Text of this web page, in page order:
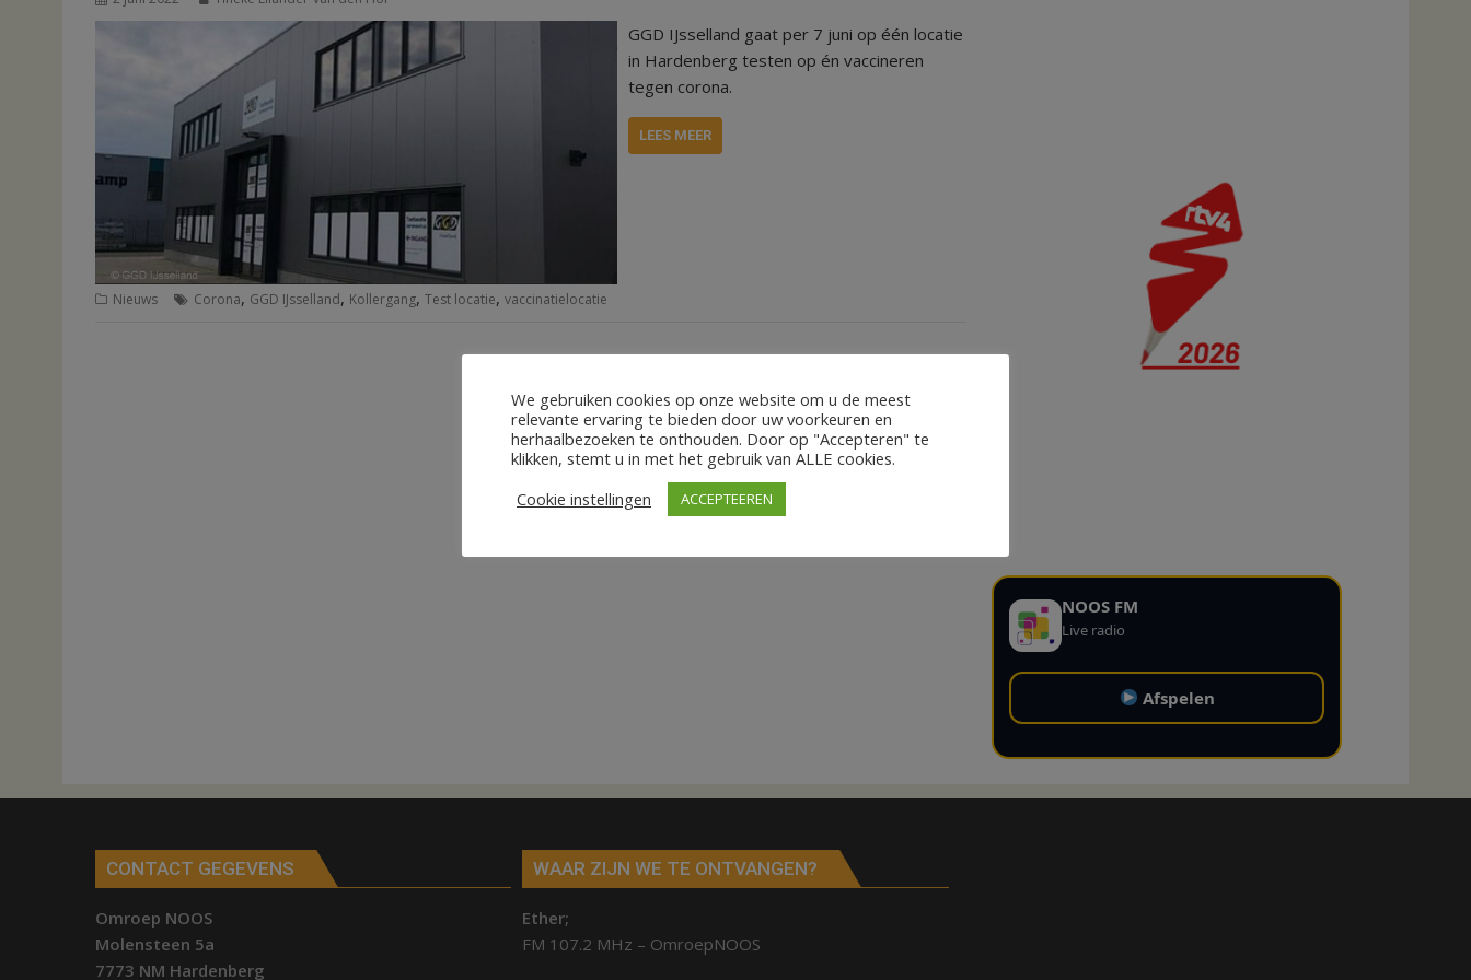
GGD IJsselland gaat per 7 juni op één locatie
in Hardenberg testen op én vaccineren
tegen corona.
LEES MEER
Nieuws Corona, GGD IJsselland, Kollergang, Test locatie, vaccinatielocatie
NOOS FM
Live radio
Afspelen
CONTACT GEGEVENS
Omroep NOOS
Molensteen 5a
7773 NM Hardenberg
WAAR ZIJN WE TE ONTVANGEN?
Ether;
FM 107.2 MHz – OmroepNOOS
We gebruiken cookies op onze website om u de meest
relevante ervaring te bieden door uw voorkeuren en
herhaalbezoeken te onthouden. Door op "Accepteren" te
klikken, stemt u in met het gebruik van ALLE cookies.
Cookie instellingen
ACCEPTEEREN